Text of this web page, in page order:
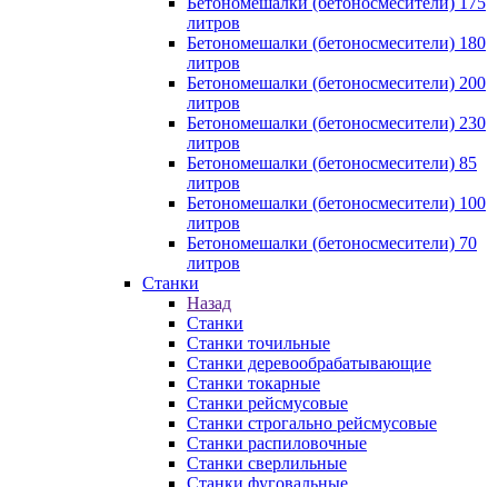
литров
Бетономешалки (бетоносмесители) 180
литров
Бетономешалки (бетоносмесители) 200
литров
Бетономешалки (бетоносмесители) 230
литров
Бетономешалки (бетоносмесители) 85
литров
Бетономешалки (бетоносмесители) 100
литров
Бетономешалки (бетоносмесители) 70
литров
Станки
Назад
Станки
Станки точильные
Станки деревообрабатывающие
Станки токарные
Станки рейсмусовые
Станки строгально рейсмусовые
Станки распиловочные
Станки сверлильные
Станки фуговальные